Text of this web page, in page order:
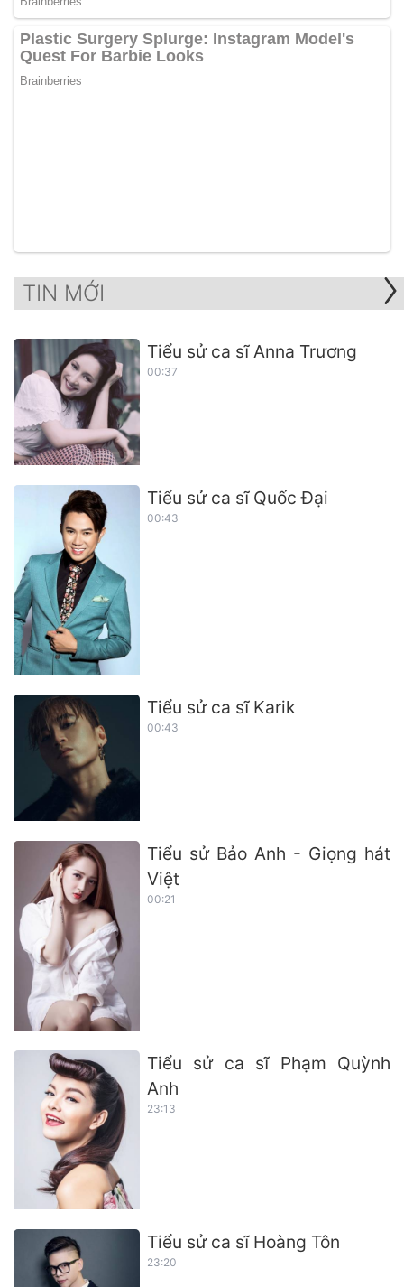
TIN MỚI
Tiểu sử ca sĩ Anna Trương
00:37
Tiểu sử ca sĩ Quốc Đại
00:43
Tiểu sử ca sĩ Karik
00:43
Tiểu sử Bảo Anh - Giọng hát
Việt
00:21
Tiểu sử ca sĩ Phạm Quỳnh
Anh
23:13
Tiểu sử ca sĩ Hoàng Tôn
23:20